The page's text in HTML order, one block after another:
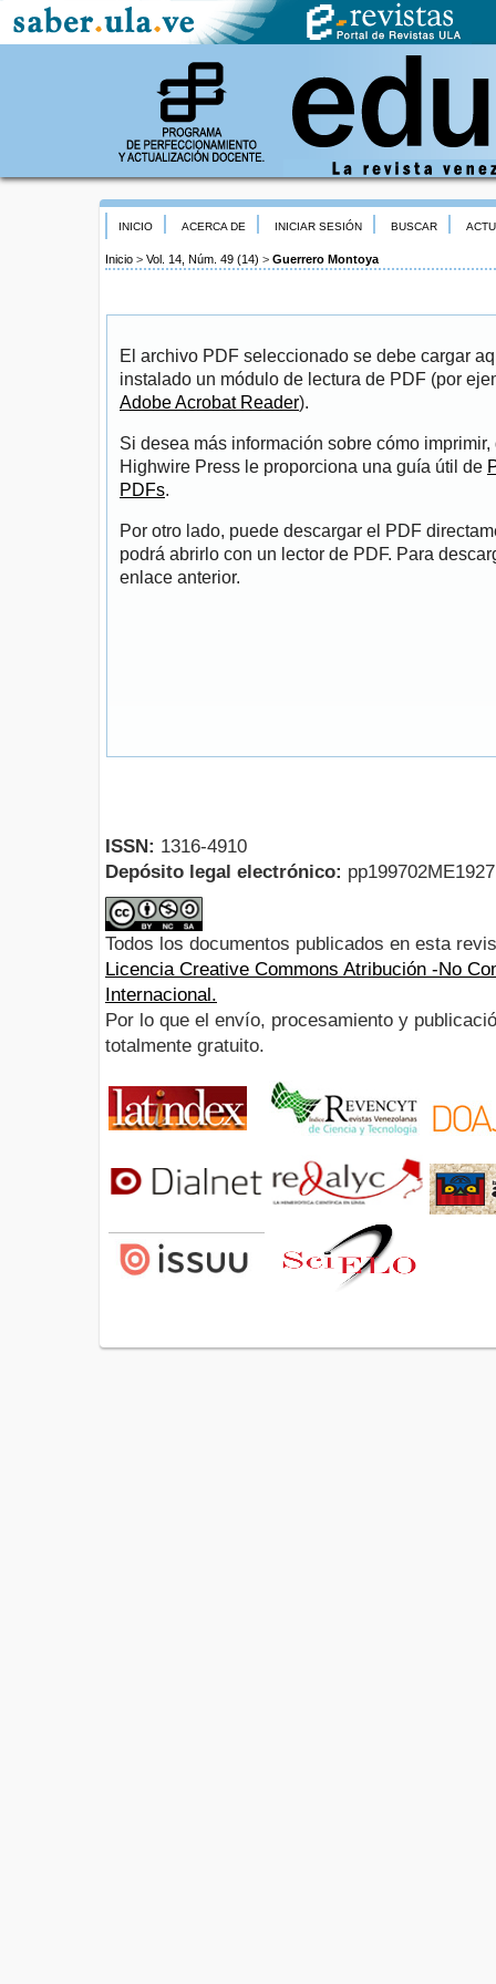
INICIO ACERCA DE INICIAR SESIÓN BUSCAR
Inicio > Vol. 14, Núm. 49 (14) > Guerrero Montoya
El archivo PDF seleccionado se debe cargar
instalado un módulo de lectura de PDF (por
Adobe Acrobat Reader).
Si desea más información sobre cómo
Highwire Press le proporciona una guía útil de
PDFs.
Por otro lado, puede descargar el PDF
podrá abrirlo con un lector de PDF. Para
enlace anterior.
ISSN: 1316-4910
Depósito legal electrónico:
Todos los documentos publicados en esta
Licencia Creative Commons Atribución -No
Internacional.
Por lo que el envío, procesamiento y
totalmente gratuito.